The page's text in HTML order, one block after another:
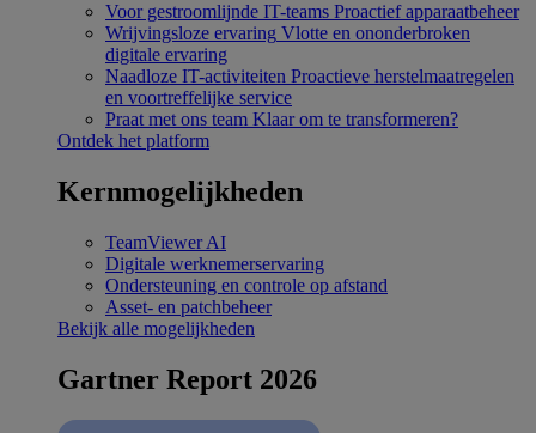
Voor gestroomlijnde IT-teams Proactief apparaatbeheer
Wrijvingsloze ervaring Vlotte en ononderbroken
digitale ervaring
Naadloze IT-activiteiten Proactieve herstelmaatregelen
en voortreffelijke service
Praat met ons team Klaar om te transformeren?
Ontdek het platform
Kernmogelijkheden
TeamViewer AI
Digitale werknemerservaring
Ondersteuning en controle op afstand
Asset- en patchbeheer
Bekijk alle mogelijkheden
Gartner Report 2026